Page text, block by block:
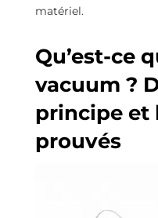
matériel.
Qu’est-ce
vacuum ?
principe et
prouvés